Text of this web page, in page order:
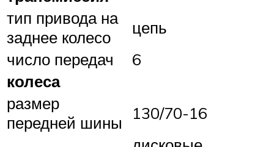
тип привода на
заднее колесо
цепь
число передач
6
колеса
размер
передней шины
130/70-16